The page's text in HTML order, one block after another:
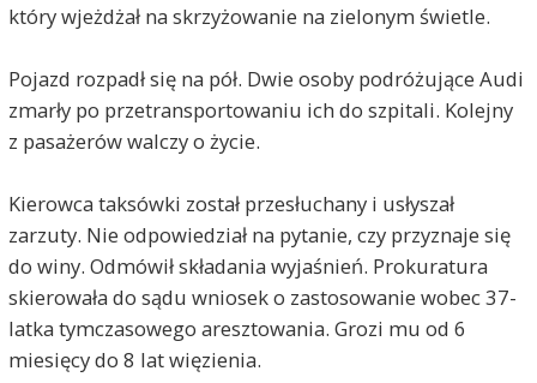
który wjeżdżał na skrzyżowanie na zielonym świetle.
Pojazd rozpadł się na pół. Dwie osoby podróżujące Audi
zmarły po przetransportowaniu ich do szpitali. Kolejny
z pasażerów walczy o życie.
Kierowca taksówki został przesłuchany i usłyszał
zarzuty. Nie odpowiedział na pytanie, czy przyznaje się
do winy. Odmówił składania wyjaśnień. Prokuratura
skierowała do sądu wniosek o zastosowanie wobec 37-
latka tymczasowego aresztowania. Grozi mu od 6
miesięcy do 8 lat więzienia.